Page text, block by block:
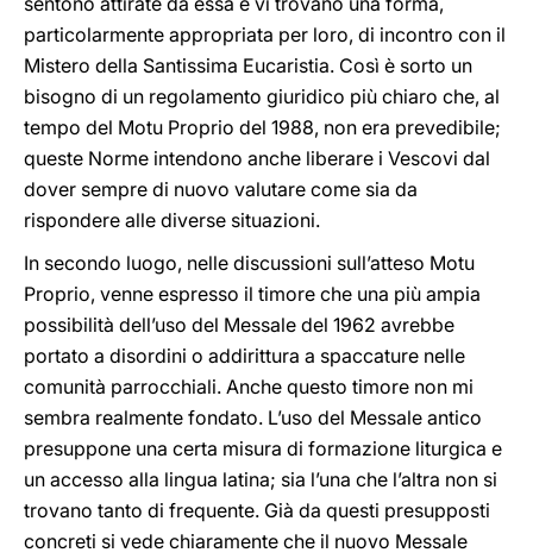
particolarmente appropriata per loro, di incontro con il
Mistero della Santissima Eucaristia. Così è sorto un
bisogno di un regolamento giuridico più chiaro che, al
tempo del Motu Proprio del 1988, non era prevedibile;
queste Norme intendono anche liberare i Vescovi dal
dover sempre di nuovo valutare come sia da
rispondere alle diverse situazioni.
In secondo luogo, nelle discussioni sull’atteso Motu
Proprio, venne espresso il timore che una più ampia
possibilità dell’uso del Messale del 1962 avrebbe
portato a disordini o addirittura a spaccature nelle
comunità parrocchiali. Anche questo timore non mi
sembra realmente fondato. L’uso del Messale antico
presuppone una certa misura di formazione liturgica e
un accesso alla lingua latina; sia l’una che l’altra non si
trovano tanto di frequente. Già da questi presupposti
concreti si vede chiaramente che il nuovo Messale